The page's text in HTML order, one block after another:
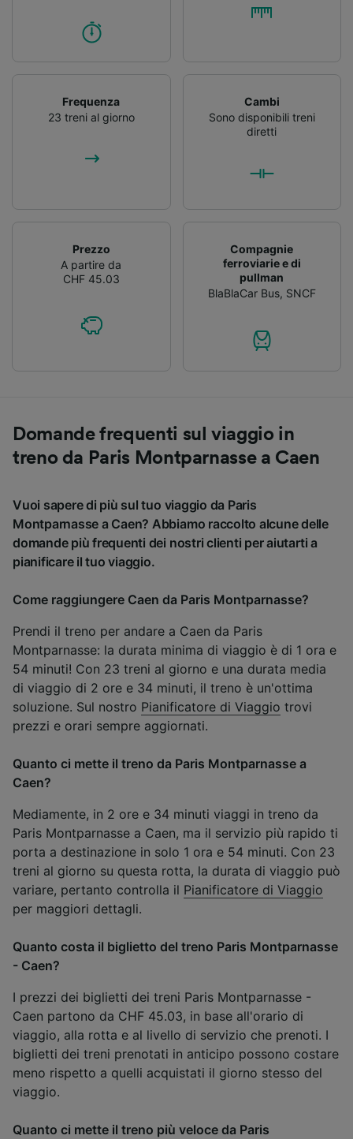
Frequenza
23 treni al giorno
Cambi
Sono disponibili treni
diretti
Prezzo
A partire da
CHF 45.03
Compagnie
ferroviarie e di
pullman
BlaBlaCar Bus, SNCF
Domande frequenti sul viaggio in
treno da Paris Montparnasse a Caen
Vuoi sapere di più sul tuo viaggio da Paris
Montparnasse a Caen? Abbiamo raccolto alcune delle
domande più frequenti dei nostri clienti per aiutarti a
pianificare il tuo viaggio.
Come raggiungere Caen da Paris Montparnasse?
Prendi il treno per andare a Caen da Paris
Montparnasse: la durata minima di viaggio è di 1 ora e
54 minuti! Con 23 treni al giorno e una durata media
di viaggio di 2 ore e 34 minuti, il treno è un'ottima
soluzione. Sul nostro Pianificatore di Viaggio trovi
prezzi e orari sempre aggiornati.
Quanto ci mette il treno da Paris Montparnasse a
Caen?
Mediamente, in 2 ore e 34 minuti viaggi in treno da
Paris Montparnasse a Caen, ma il servizio più rapido ti
porta a destinazione in solo 1 ora e 54 minuti. Con 23
treni al giorno su questa rotta, la durata di viaggio può
variare, pertanto controlla il Pianificatore di Viaggio
per maggiori dettagli.
Quanto costa il biglietto del treno Paris Montparnasse
- Caen?
I prezzi dei biglietti dei treni Paris Montparnasse -
Caen partono da CHF 45.03, in base all'orario di
viaggio, alla rotta e al livello di servizio che prenoti. I
biglietti dei treni prenotati in anticipo possono costare
meno rispetto a quelli acquistati il giorno stesso del
viaggio.
Quanto ci mette il treno più veloce da Paris